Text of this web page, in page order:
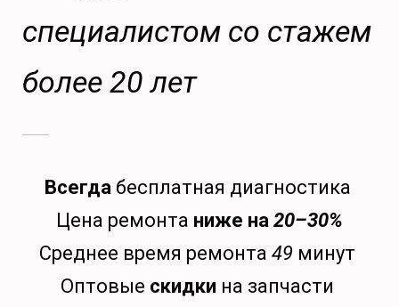
специалистом со стажем
более 20 лет
Всегдабесплатная диагностика
Цена ремонта ниже на 20–30%
Среднее время ремонта 49 минут
Оптовые скидки на запчасти